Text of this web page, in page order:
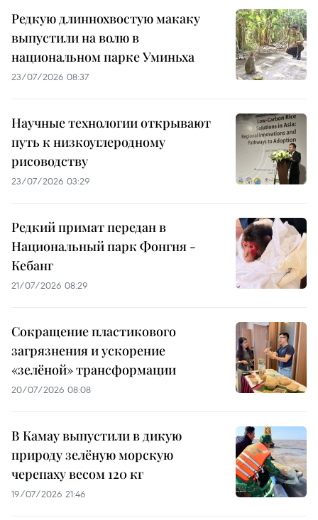
Редкую длиннохвостую макаку
выпустили на волю в
национальном парке Уминьха
23/07/2026 08:37
Научные технологии открывают
путь к низкоуглеродному
рисоводству
23/07/2026 03:29
Редкий примат передан в
Национальный парк Фонгня -
Кебанг
21/07/2026 08:29
Сокращение пластикового
загрязнения и ускорение
«зелёной» трансформации
20/07/2026 08:08
В Камау выпустили в дикую
природу зелёную морскую
черепаху весом 120 кг
19/07/2026 21:46